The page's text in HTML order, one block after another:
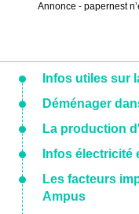
Annonce - papernest
Infos utiles sur
Déménager
La production
Infos électricité
Les facteurs
Ampus